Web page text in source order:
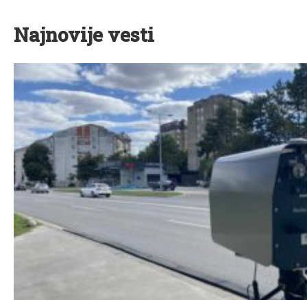
Najnovije vesti